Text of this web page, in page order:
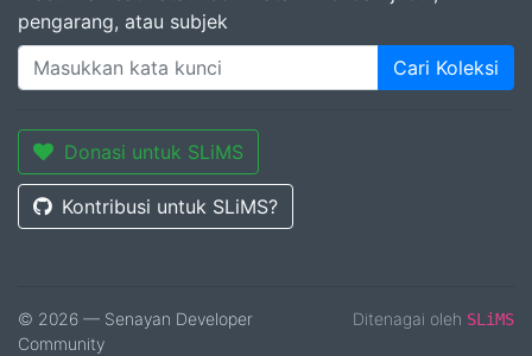
pengarang, atau subjek
Cari Koleksi
Donasi untuk SLiMS
Kontribusi untuk SLiMS?
© 2026 — Senayan Developer
Community
Ditenagai oleh SLiMS